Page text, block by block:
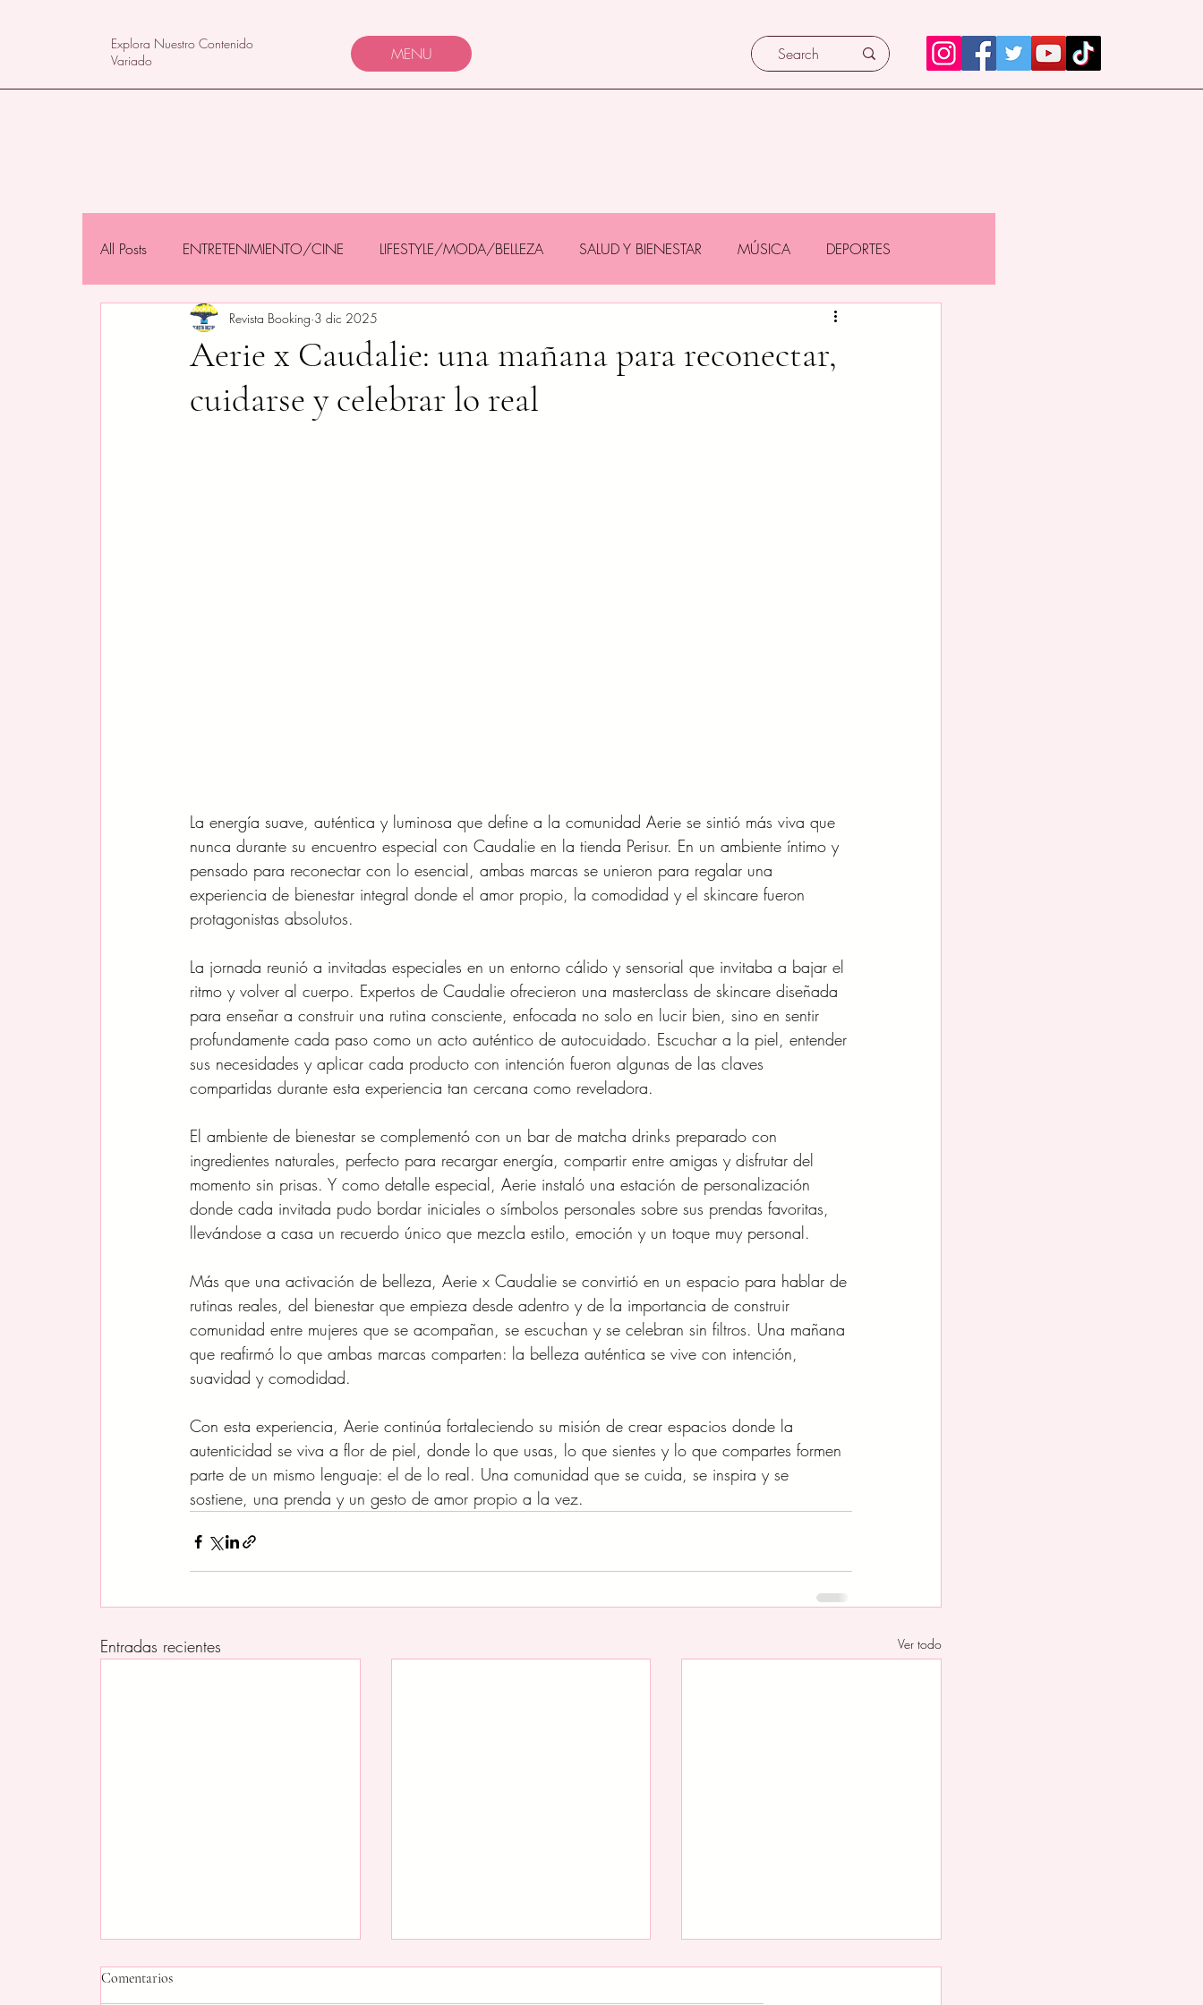
Explora Nuestro Contenido
Variado
MENU
All Posts ENTRETENIMIENTO/CINE LIFESTYLE/MODA/BELLEZA SALUD Y BIENESTAR MÚSICA DEPORTES
NEGOCIOS/TECNOLOGÍA MAMÁS Y BEBÉS
Aerie x Caudalie: una mañana para reconectar,
cuidarse y celebrar lo real
Revista Booking 3 dic 2025
La energía suave, auténtica y luminosa que define a la comunidad Aerie se sintió más viva que
nunca durante su encuentro especial con Caudalie en la tienda Perisur. En un ambiente íntimo y
pensado para reconectar con lo esencial, ambas marcas se unieron para regalar una
experiencia de bienestar integral donde el amor propio, la comodidad y el skincare fueron
protagonistas absolutos.
La jornada reunió a invitadas especiales en un entorno cálido y sensorial que invitaba a bajar el
ritmo y volver al cuerpo. Expertos de Caudalie ofrecieron una masterclass de skincare diseñada
para enseñar a construir una rutina consciente, enfocada no solo en lucir bien, sino en sentir
profundamente cada paso como un acto auténtico de autocuidado. Escuchar a la piel, entender
sus necesidades y aplicar cada producto con intención fueron algunas de las claves
compartidas durante esta experiencia tan cercana como reveladora.
El ambiente de bienestar se complementó con un bar de matcha drinks preparado con
ingredientes naturales, perfecto para recargar energía, compartir entre amigas y disfrutar del
momento sin prisas. Y como detalle especial, Aerie instaló una estación de personalización
donde cada invitada pudo bordar iniciales o símbolos personales sobre sus prendas favoritas,
llevándose a casa un recuerdo único que mezcla estilo, emoción y un toque muy personal.
Más que una activación de belleza, Aerie x Caudalie se convirtió en un espacio para hablar de
rutinas reales, del bienestar que empieza desde adentro y de la importancia de construir
comunidad entre mujeres que se acompañan, se escuchan y se celebran sin filtros. Una mañana
que reafirmó lo que ambas marcas comparten: la belleza auténtica se vive con intención,
suavidad y comodidad.
Con esta experiencia, Aerie continúa fortaleciendo su misión de crear espacios donde la
autenticidad se viva a flor de piel, donde lo que usas, lo que sientes y lo que compartes formen
parte de un mismo lenguaje: el de lo real. Una comunidad que se cuida, se inspira y se
sostiene, una prenda y un gesto de amor propio a la vez.
Entradas recientes Ver todo
Comentarios